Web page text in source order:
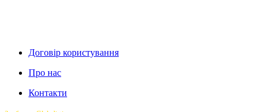
Договір користування
Про нас
Контакти